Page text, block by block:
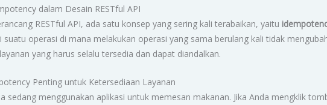
dalam Desain RESTful API
RESTful API, ada satu konsep yang sering kali terabaikan, yaitu
suatu operasi di mana melakukan operasi yang sama berulang kali tidak
yang harus selalu tersedia dan dapat diandalkan.
Penting untuk Ketersediaan Layanan
sedang menggunakan aplikasi untuk memesan makanan. Jika Anda mengklik